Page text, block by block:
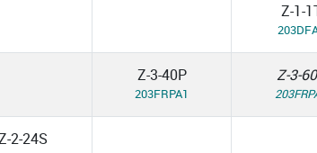
Z-1-
Z-3-40P
203FRPA1
Z-3-
2-24S